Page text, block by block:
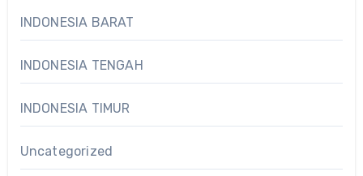
INDONESIA BARAT
INDONESIA TENGAH
INDONESIA TIMUR
Uncategorized